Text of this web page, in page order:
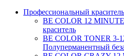
Профессиональный
BE COLOR 12
краситель
BE COLOR TONER 3-
Полуперманентный